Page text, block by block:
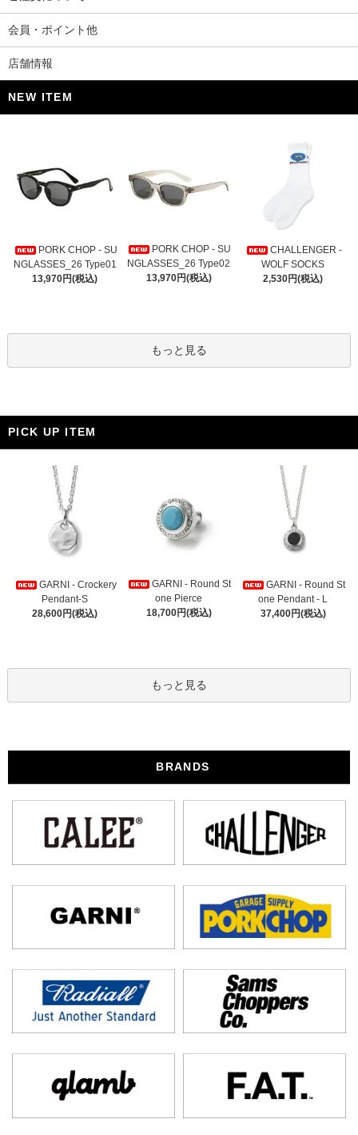
会員・ポイント他
店舗情報
NEW ITEM
PORK CHOP - SU
NGLASSES_26 Type01
13,970円(税込)
PORK CHOP - SU
NGLASSES_26 Type02
13,970円(税込)
CHALLENGER -
WOLF SOCKS
2,530円(税込)
もっと見る
PICK UP ITEM
GARNI - Crockery
Pendant-S
28,600円(税込)
GARNI - Round St
one Pierce
18,700円(税込)
GARNI - Round St
one Pendant - L
37,400円(税込)
もっと見る
BRANDS